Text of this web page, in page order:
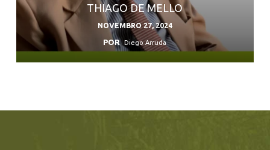
THIAGO DE MELLO
NOVEMBRO 27, 2024
POR Diego Arruda